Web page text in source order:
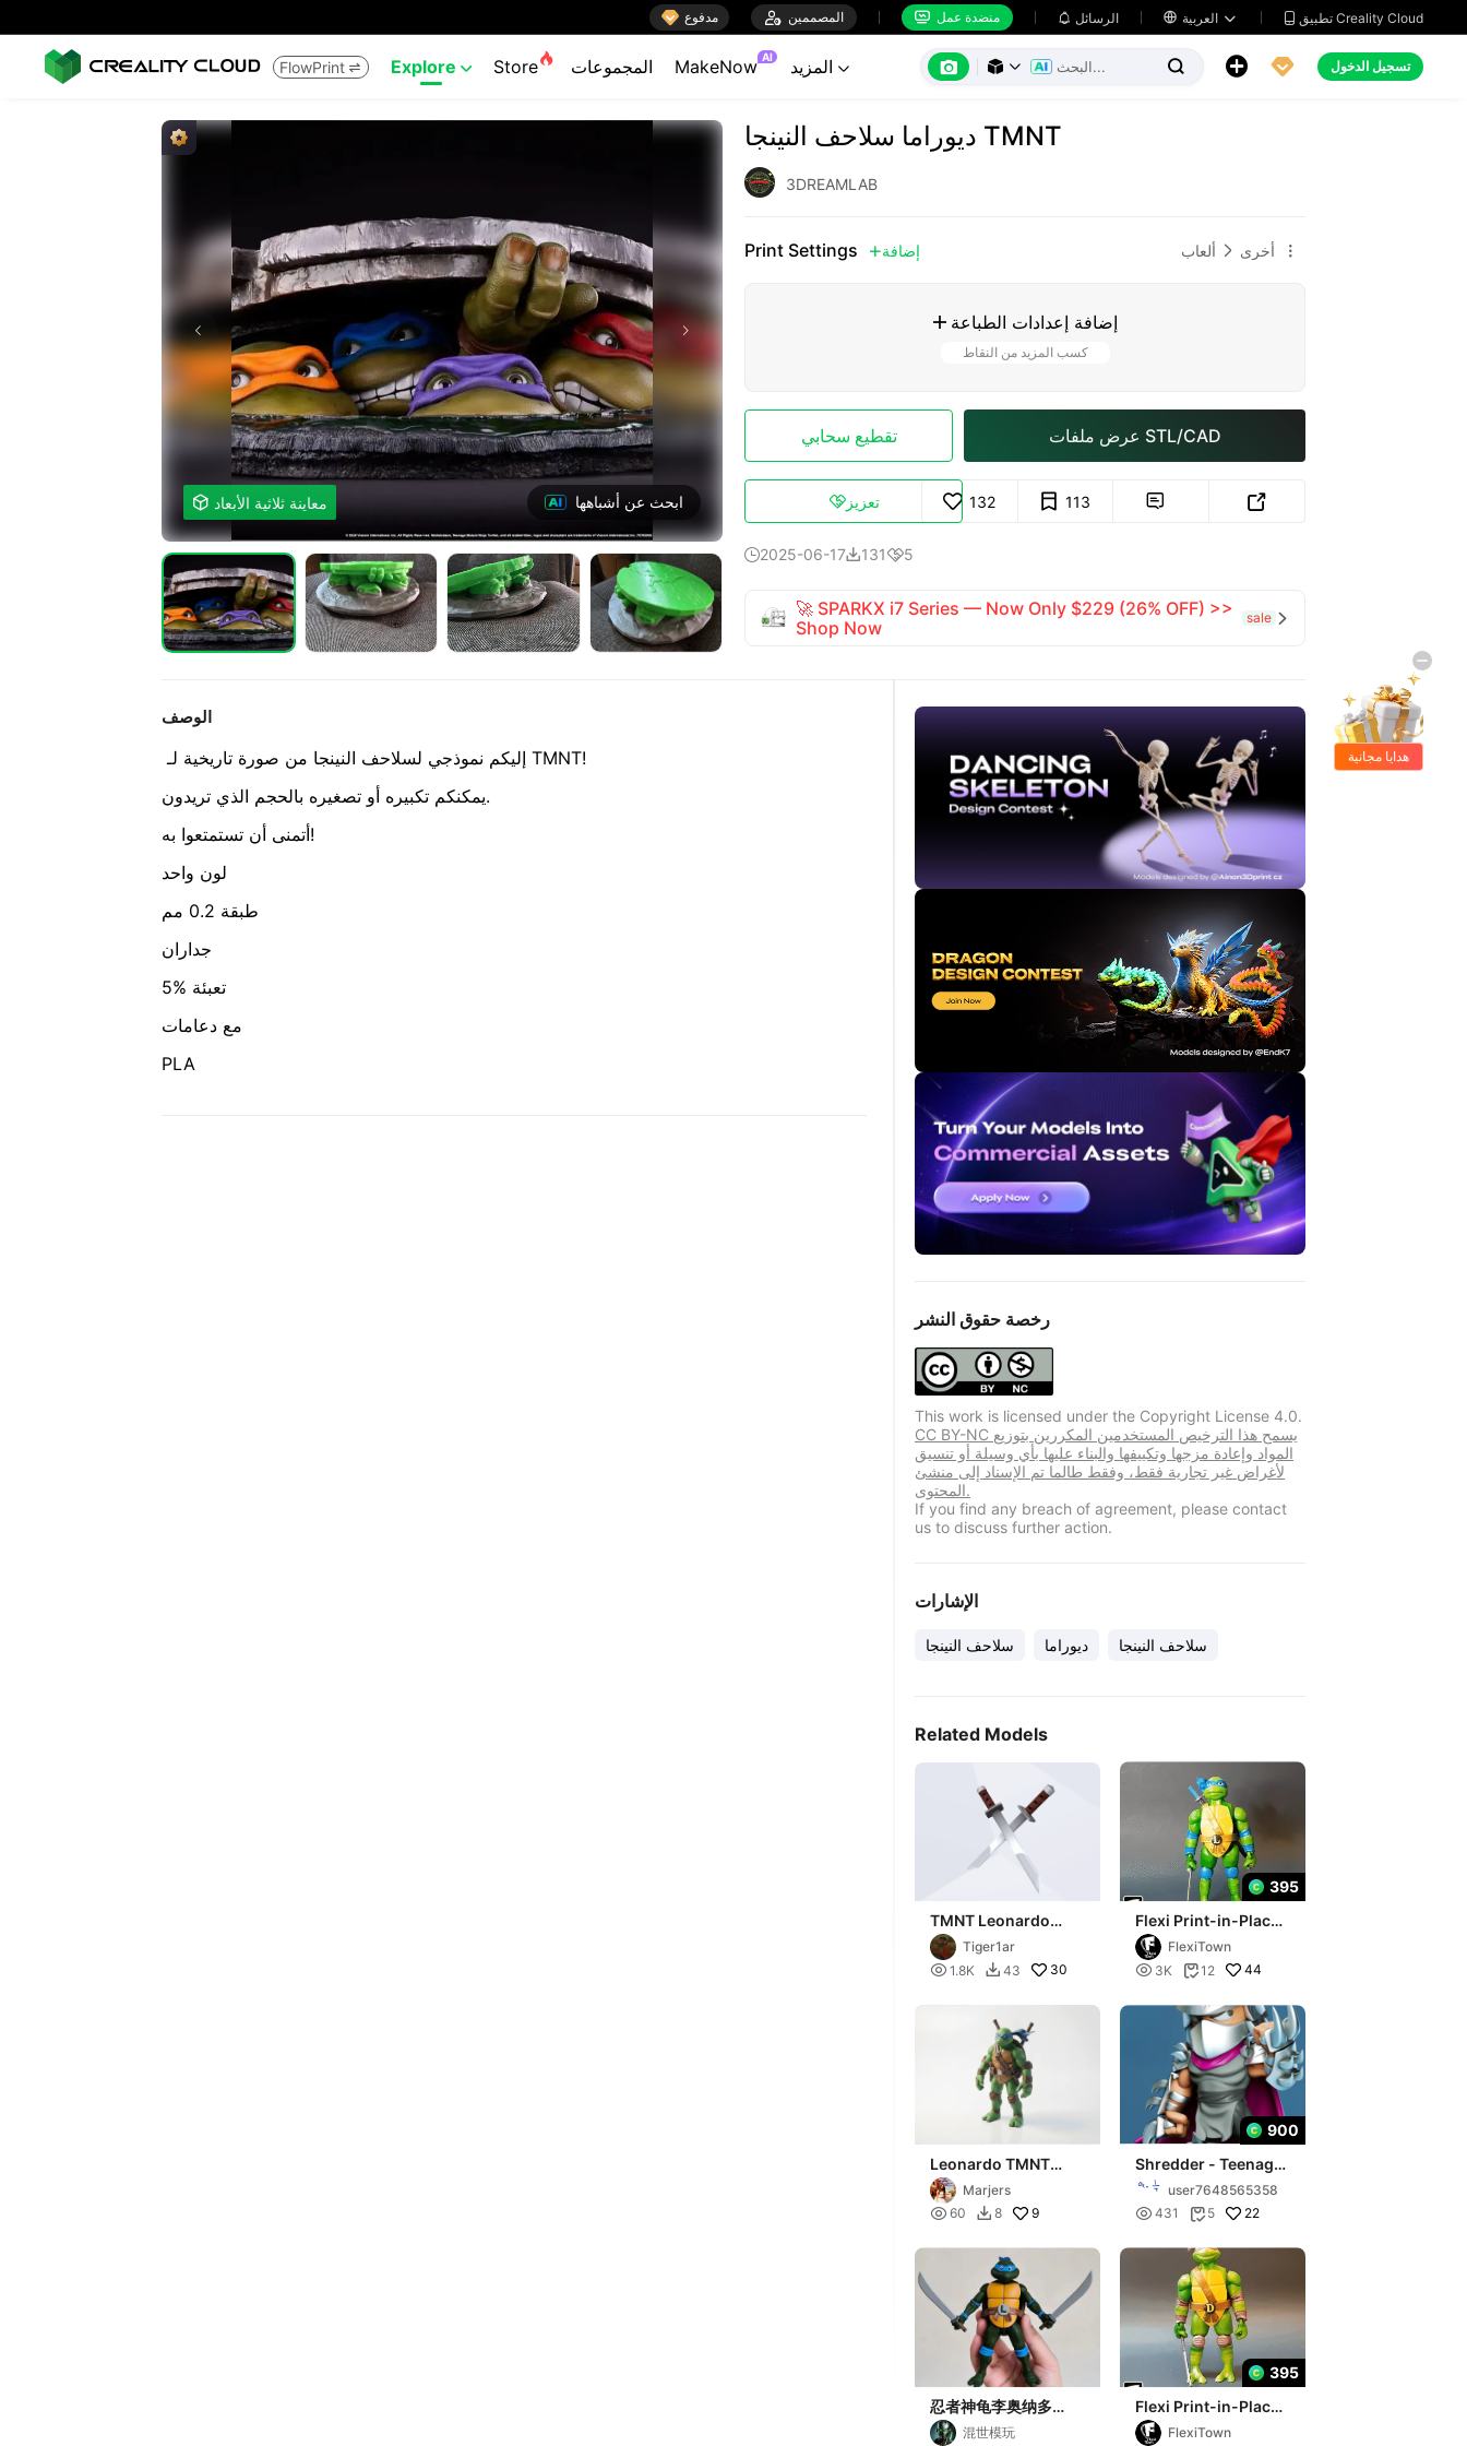
 مدفوع  المصممين  منضدة عمل  الرسائل    تطبيق Creality Cloud
FlowPrint  Explore  Store المجموعات MakeNow AI
       تسجيل الدخول
 معاينة ثلاثية الأبعاد ابحث عن أشباهها
ديوراما سلاحف النينجا TMNT
3DREAMLAB
Print Settings  إضافة ألعاب  أخرى 
 إضافة إعدادات الطباعة
كسب المزيد من النقاط
تقطيع سحابي عرض ملفات STL/CAD
تعزيز 132 113  
2025-06-171315
🚀 SPARKX i7 Series — Now Only $229 (26% OFF) >>
Shop Now
sale 
الوصف
إليكم نموذجي لسلاحف النينجا من صورة تاريخية لـ TMNT!
يمكنكم تكبيره أو تصغيره بالحجم الذي تريدون.
أتمنى أن تستمتعوا به!
لون واحد
طبقة 0.2 مم
جداران
5% تعبئة
مع دعامات
PLA
رخصة حقوق النشر
This work is licensed under the Copyright License 4.0.
CC BY-NC يسمح هذا الترخيص المستخدمين المكررين بتوزيع
المواد وإعادة مزجها وتكييفها والبناء عليها بأي وسيلة أو تنسيق
لأغراض غير تجارية فقط، وفقط طالما تم الإسناد إلى منشئ
المحتوى.
If you find any breach of agreement, please contact
us to discuss further action.
الإشارات
سلاحف النينجا ديوراما سلاحف النينجا
Related Models
TMNT Leonardo
KatanaTiger1ar
 1.8K  43 30
395
Flexi Print-in-Place
Teenage Mutant
Ninja Turtles,
Leonardo
FlexiTown
 3K 12 44
Leonardo TMNT
Ninja Turtle Figurine
3D Printable
Marjers
 60  8 9
900
Shredder - Teenage
Mutant Ninja Turtles
3D Figure
user7648565358
 431  5 22
忍者神龟李奥纳多
teenage mutant
ninja turtles
混世模玩
395
Flexi Print-in-Place
Teenage Mutant
Ninja Turtles,
FlexiTown
هدايا مجانية